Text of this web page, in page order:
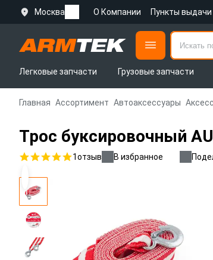
Москва О Компании Пункты выдачи
Легковые запчасти
Грузовые запчасти
Главная Ассортимент Автоаксессуары
Трос буксировочный
1отзыв В избранное